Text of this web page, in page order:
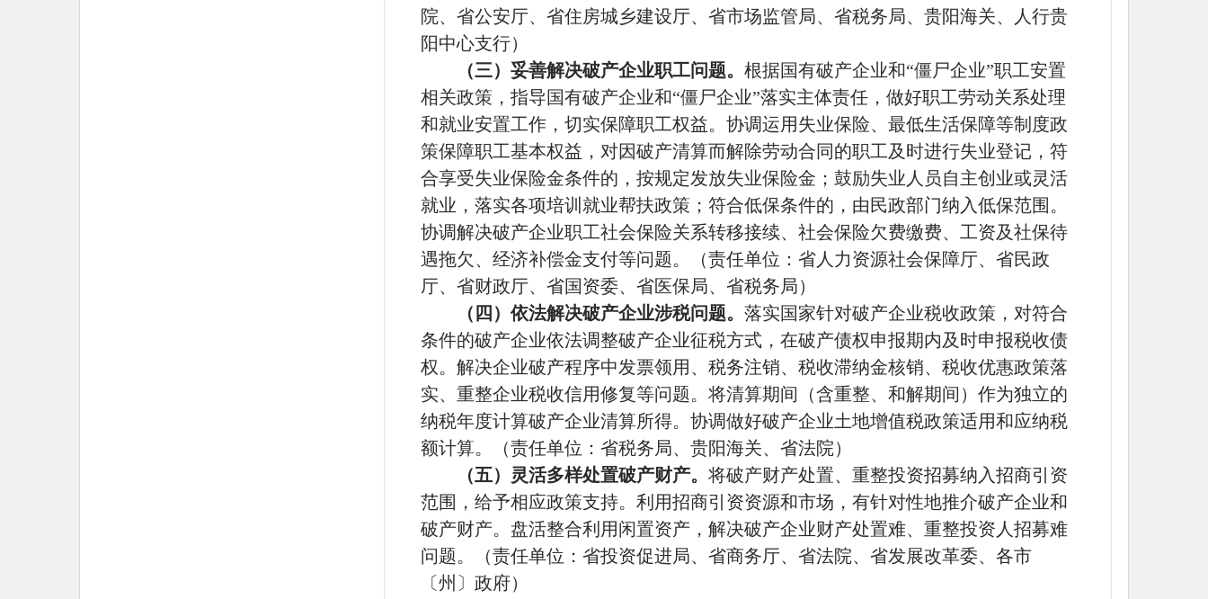
院、省公安厅、省住房城乡建设厅、省市场监管局、省税务局、贵阳海关、人行贵
阳中心支行）
（三）妥善解决破产企业职工问题。 根据国有破产企业和“僵尸企业”职工安置
相关政策，指导国有破产企业和“僵尸企业”落实主体责任，做好职工劳动关系处理
和就业安置工作，切实保障职工权益。协调运用失业保险、最低生活保障等制度政
策保障职工基本权益，对因破产清算而解除劳动合同的职工及时进行失业登记，符
合享受失业保险金条件的，按规定发放失业保险金；鼓励失业人员自主创业或灵活
就业，落实各项培训就业帮扶政策；符合低保条件的，由民政部门纳入低保范围。
协调解决破产企业职工社会保险关系转移接续、社会保险欠费缴费、工资及社保待
遇拖欠、经济补偿金支付等问题。（责任单位：省人力资源社会保障厅、省民政
厅、省财政厅、省国资委、省医保局、省税务局）
（四）依法解决破产企业涉税问题。 落实国家针对破产企业税收政策，对符合
条件的破产企业依法调整破产企业征税方式，在破产债权申报期内及时申报税收债
权。解决企业破产程序中发票领用、税务注销、税收滞纳金核销、税收优惠政策落
实、重整企业税收信用修复等问题。将清算期间（含重整、和解期间）作为独立的
纳税年度计算破产企业清算所得。协调做好破产企业土地增值税政策适用和应纳税
额计算。（责任单位：省税务局、贵阳海关、省法院）
（五）灵活多样处置破产财产。 将破产财产处置、重整投资招募纳入招商引资
范围，给予相应政策支持。利用招商引资资源和市场，有针对性地推介破产企业和
破产财产。盘活整合利用闲置资产，解决破产企业财产处置难、重整投资人招募难
问题。（责任单位：省投资促进局、省商务厅、省法院、省发展改革委、各市
〔州〕政府）